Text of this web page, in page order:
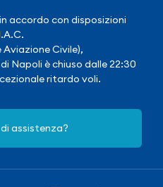
accordo con disposizioni
Civile),
Napoli è chiuso dalle 22:30
ritardo voli.
assistenza?